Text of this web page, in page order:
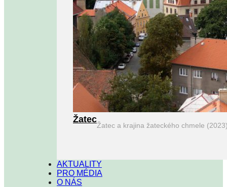
Žatec
Žatec a krajina žateckého chmele
AKTUALITY
PRO MÉDIA
O NÁS